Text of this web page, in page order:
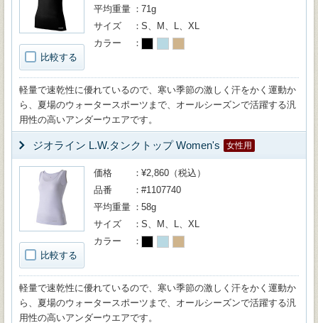
比較する
平均重量
71g
サイズ
S、M、L、XL
カラー
軽量で速乾性に優れているので、寒い季節の激しく汗をかく運動か
ら、夏場のウォータースポーツまで、オールシーズンで活躍する汎
用性の高いアンダーウエアです。
ジオライン L.W.タンクトップ Women's 女性用
比較する
価格
¥2,860（税込）
品番
#1107740
平均重量
58g
サイズ
S、M、L、XL
カラー
軽量で速乾性に優れているので、寒い季節の激しく汗をかく運動か
ら、夏場のウォータースポーツまで、オールシーズンで活躍する汎
用性の高いアンダーウエアです。